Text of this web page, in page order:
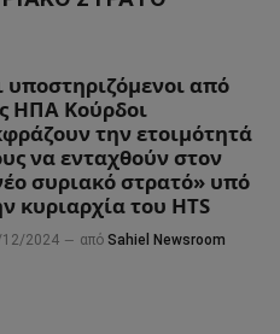
υποστηριζόμενοι από
ΗΠΑ Κούρδοι
την ετοιμότητά
να ενταχθούν στον
συριακό στρατό» υπό
κυριαρχία του HTS
2024 από Sahiel Newsroom